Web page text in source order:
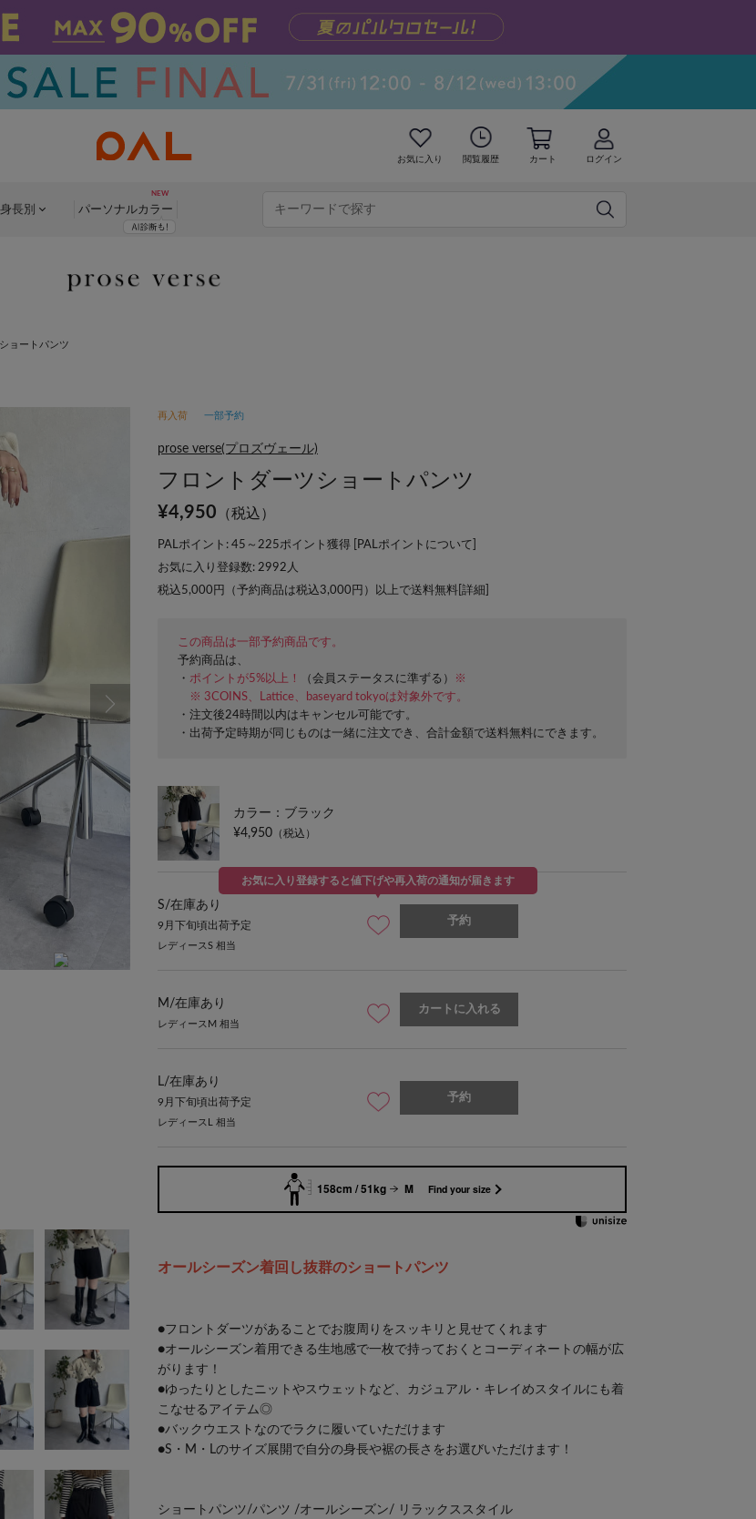
お気に入り 閲覧履歴 カート ログイン
身長別 パーソナルカラー
ョートパンツ
再入荷 一部予約
prose verse(プロズヴェール)
フロントダーツショートパンツ
¥4,950 （税込）
PALポイント: 45～225ポイント獲得 [ PALポイントについて
お気に入り登録数: 2992 人
税込5,000円（予約商品は税込3,000円）以上で送料無料[ 詳細
この商品は一部予約商品です。
予約商品は、
・ ポイントが5%以上！ （会員ステータスに準ずる）
※
※ 3COINS、Lattice、baseyard tokyoは対象外です。
・注文後24時間以内はキャンセル可能です。
・出荷予定時期が同じものは一緒に注文でき、合計金額で送料無料にできます。
カラー：ブラック
¥4,950 （税込）
S/在庫あり
9月下旬頃出荷予定
レディースS 相当
お気に入り登録すると値下げや再入荷の通知が届きます
予約
M/在庫あり
レディースM 相当
カートに入れる
L/在庫あり
9月下旬頃出荷予定
レディースL 相当
予約
158cm / 51kg M Find your size
オールシーズン着回し抜群のショートパンツ
●フロントダーツがあることでお腹周りをスッキリと見せてくれます
●オールシーズン着用できる生地感で一枚で持っておくとコーディネートの幅が広
がります！
●ゆったりとしたニットやスウェットなど、カジュアル・キレイめスタイルにも着
こなせるアイテム◎
●バックウエストなのでラクに履いていただけます
●S・M・Lのサイズ展開で自分の身長や裾の長さをお選びいただけます！
ショートパンツ/パンツ /オールシーズン/ リラックススタイル